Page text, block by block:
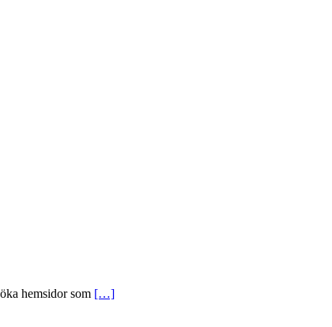
hemsidor som […]